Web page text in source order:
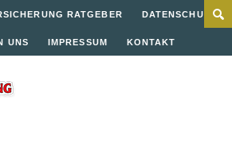
RATGEBER DATENSCHUTZ
UNS IMPRESSUM KONTAKT